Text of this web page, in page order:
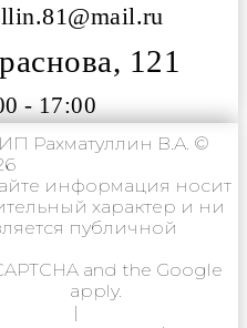
121
- 17:00
Рахматуллин В.А. ©
информация носит
характер и ни
публичной
and the Google
apply.
|